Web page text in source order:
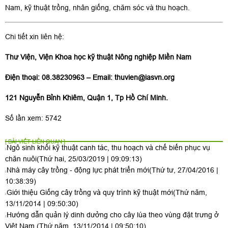
Nam, kỹ thuật trồng, nhân giống, chăm sóc và thu hoạch.
Chi tiết xin liên hệ:
Thư Viện, Viện Khoa học kỹ thuật Nông nghiệp Miền Nam
Điện thoại: 08.38230963 – Email: thuvien@iasvn.org
121 Nguyễn Bỉnh Khiêm, Quận 1, Tp Hồ Chí Minh.
Số lần xem: 5742
[ BÀI VIẾT LIÊN QUAN ]
Ngô sinh khối kỹ thuật canh tác, thu hoạch và chế biến phục vụ
chăn nuôi(Thứ hai, 25/03/2019 | 09:09:13)
Nhà máy cây trồng - động lực phát triển mới(Thứ tư, 27/04/2016 |
10:38:39)
Giới thiệu Giống cây trồng và quy trình kỹ thuật mới(Thứ năm,
13/11/2014 | 09:50:30)
Hướng dẫn quản lý dinh dưởng cho cây lúa theo vùng đặt trưng ở
Việt Nam (Thứ năm, 13/11/2014 | 09:50:10)